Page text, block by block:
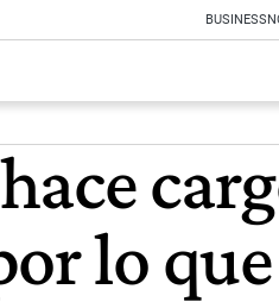
BUSINESS
lo